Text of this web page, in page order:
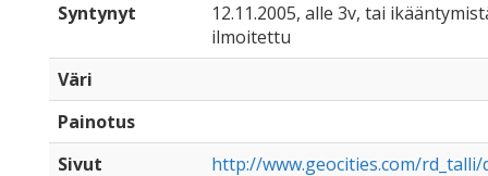
Syntynyt
12.11.2005, alle 3v, tai
ilmoitettu
Väri
Painotus
Sivut
http://www.geocities.com/